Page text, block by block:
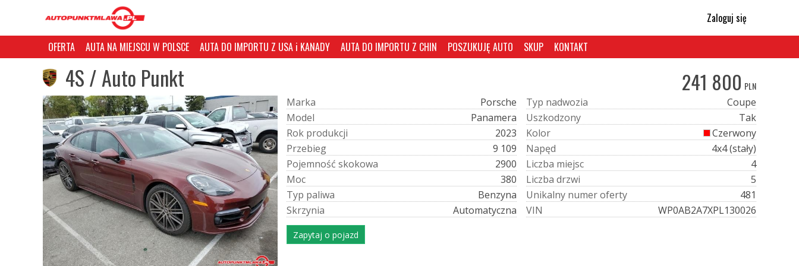
Zaloguj się
OFERTA AUTA NA MIEJSCU W POLSCE AUTA DO IMPORTU Z USA i KANADY AUTA DO IMPORTU Z CHIN POSZUKUJĘ AUTO SKUP KONTAKT
4S / Auto Punkt 241 800 PLN
Marka
Porsche
Model
Panamera
Rok produkcji
2023
Przebieg
9 109
Pojemność skokowa
2900
Moc
380
Typ paliwa
Benzyna
Skrzynia Automatyczna
Typ nadwozia
Coupe
Uszkodzony
Tak
Kolor
Czerwony
Napęd
4x4 (stały)
Liczba miejsc
4
Liczba drzwi
5
Unikalny numeroferty
481
VIN WP0AB2A7XPL130026
Zapytaj o pojazd